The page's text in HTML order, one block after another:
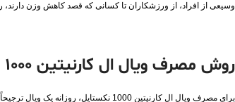
وسیعی از افراد، از ورزشکاران تا کسانی که قصد کاهش وزن دارند،
روش مصرف ویال ال کارنیتین 1000